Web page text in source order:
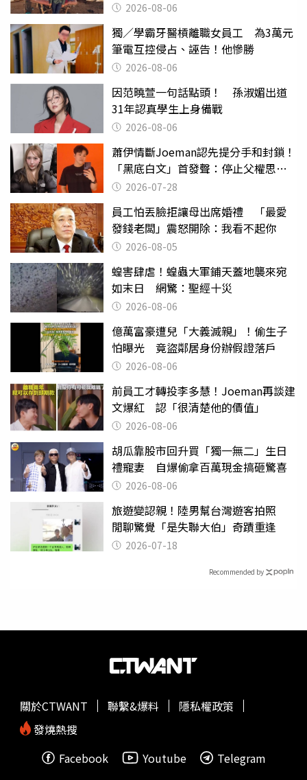
2026-08-06
獨／學霸牙醫槓離職女員工 為3萬元
筆電互控侵占、誣告！他慘勝
2026-08-06
因范曉萱一句話點頭！ 孫淑媚出道
31年認真學生上身備戰
2026-08-06
蕭伊情斷Joeman認先提分手和封鎖！
「黑底白文」首發聲：停止父權思維
物化女性
2026-07-28
員工怕丟臉拒讓母出席婚禮 「最愛
發錢老闆」震怒開除：我看不起你
2026-08-05
蝗害肆虐！蝗蟲大軍鋪天蓋地襲來宛
如末日 網驚：聖經十災
2026-08-06
億萬富豪遭兒「大義滅親」！偷生子
怕曝光 竟盜鄰居身份辦假證落戶
2026-08-06
前員工才轉投李多慧！Joeman再談建
文爆紅 認「很清楚他的價值」
2026-08-06
胡瓜靠股市回升買「獨一無二」生日
禮寵妻 自爆偷拿百萬現金搞砸驚喜
2026-08-06
旅遊變認親！陸男幫台灣遊客拍照
閒聊驚覺「是失聯大伯」奇蹟重逢
2026-07-18
Recommended by
關於CTWANT 聯繫&爆料
隱私權政策
發燒熱搜
Facebook
Youtube Telegram